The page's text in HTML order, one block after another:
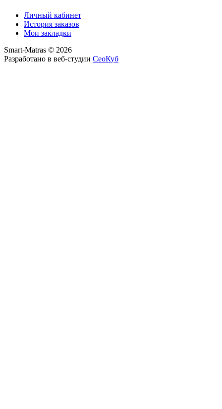
Личный кабинет
История заказов
Мои закладки
Smart-Matras © 2026
Разработано в веб-студии СеоКуб